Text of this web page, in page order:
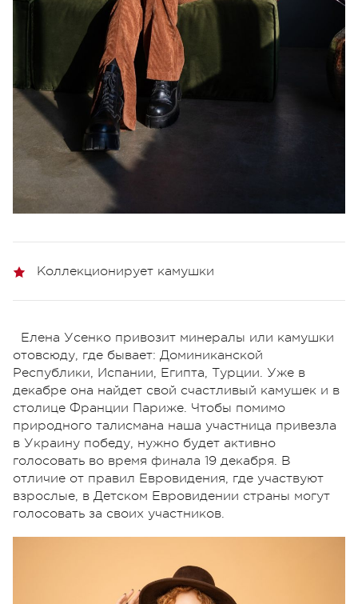
Коллекционирует камушки
Елена Усенко привозит минералы или камушки
отовсюду, где бывает: Доминиканской
Республики, Испании, Египта, Турции. Уже в
декабре она найдет свой счастливый камушек и в
столице Франции Париже. Чтобы помимо
природного талисмана наша участница привезла
в Украину победу, нужно будет активно
голосовать во время финала 19 декабря. В
отличие от правил Евровидения, где участвуют
взрослые, в Детском Евровидении страны могут
голосовать за своих участников.